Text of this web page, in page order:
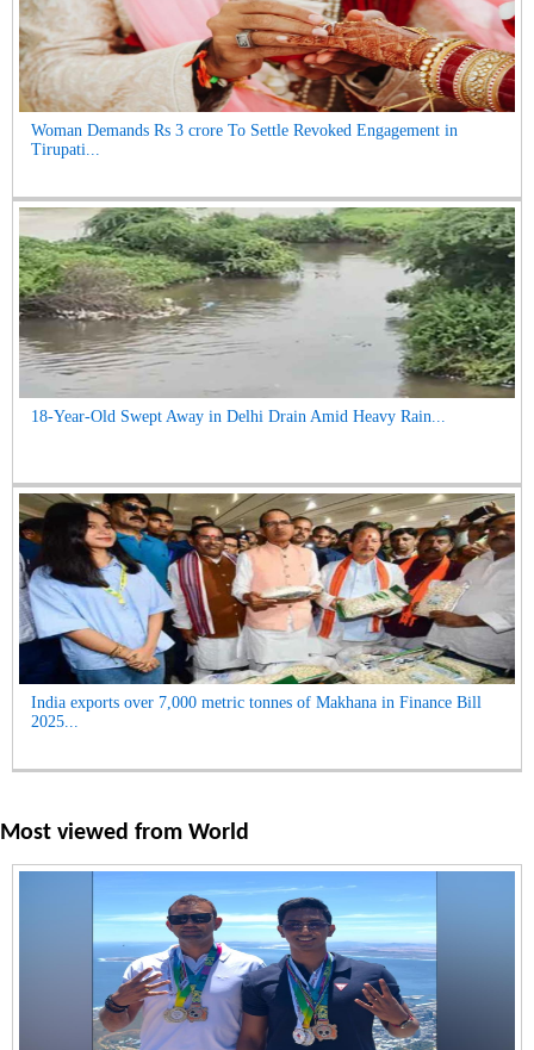
Woman Demands Rs 3 crore To Settle Revoked Engagement in
Tirupati...
18-Year-Old Swept Away in Delhi Drain Amid Heavy Rain...
India exports over 7,000 metric tonnes of Makhana in Finance Bill
2025...
Most viewed from World